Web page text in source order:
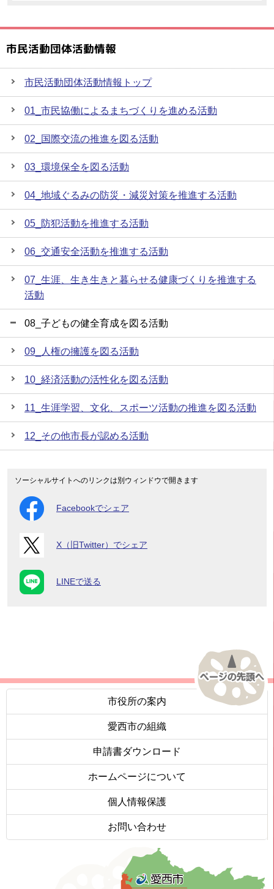
市民活動団体活動情報
市民活動団体活動情報トップ
01_市民協働によるまちづくりを進める活動
02_国際交流の推進を図る活動
03_環境保全を図る活動
04_地域ぐるみの防災・減災対策を推進する活動
05_防犯活動を推進する活動
06_交通安全活動を推進する活動
07_生涯、生き生きと暮らせる健康づくりを推進する
活動
08_子どもの健全育成を図る活動
09_人権の擁護を図る活動
10_経済活動の活性化を図る活動
11_生涯学習、文化、スポーツ活動の推進を図る活動
12_その他市長が認める活動
ソーシャルサイトへのリンクは別ウィンドウで開きます
Facebookでシェア
X（旧Twitter）でシェア
LINEで送る
市役所の案内
愛西市の組織
申請書ダウンロード
ホームページについて
個人情報保護
お問い合わせ